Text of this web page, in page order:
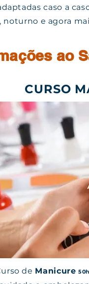
caso a
noturno e agora
ao
CURSO
de Manicure 50h